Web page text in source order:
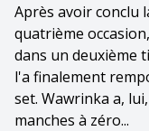
Après avoir conclu
quatrième
dans un deuxième
l'a finalement
set. Wawrinka a,
manches à zéro...